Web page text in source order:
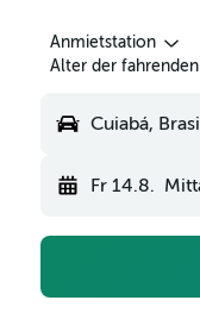
Anmietstation
Alter der fahrenden
Cuiabá,
Fr 14.8.